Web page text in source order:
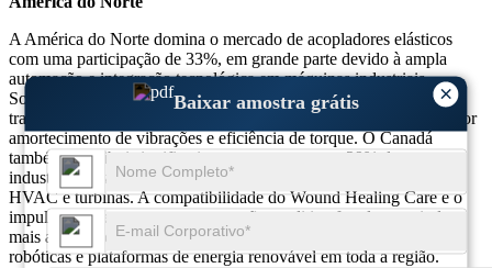
×
Baixar amostra grátis
A América do Norte domina o mercado de acopladores elásticos
com uma participação de 33%, em grande parte devido à ampla
automação e integração tecnológica em máquinas industriais.
Somente nos Estados Unidos, mais de 45% das unidades de
transmissão de potência integram acoplamentos elásticos para maior
amortecimento de vibrações e eficiência de torque. O Canadá
também contribui significativamente, com quase 29% do seu setor
industrial utilizando agora acopladores elásticos em sistemas de
HVAC e turbinas. A compatibilidade do Wound Healing Care e o
impulso crescente para a manutenção preditiva fortalecem ainda
mais a dinâmica do mercado, particularmente em aplicações
robóticas e plataformas de energia renovável em toda a região.